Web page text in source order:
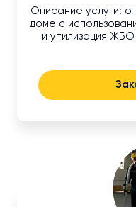
Описание услуги:
доме с
и утилизация